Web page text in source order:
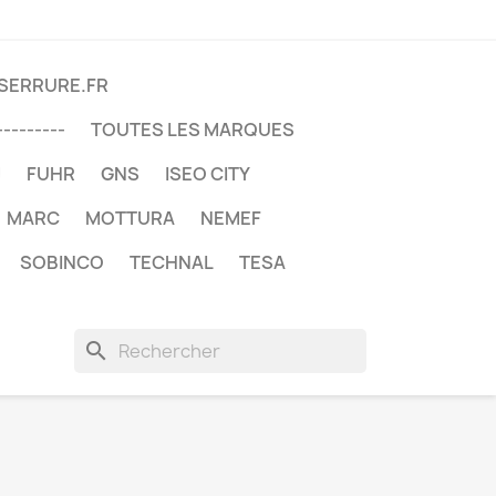
TOUTES LES MARQUES
FUHR GNS
ISEO CITY
MARC MOTTURA
NEMEF
SOBINCO TECHNAL
TESA
search